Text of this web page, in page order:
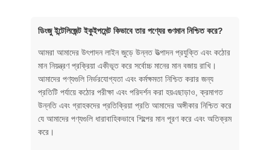
ডিংজু ইন্টেলিজেন্ট ইকুইপমেন্ট কিভাবে তার পণ্যের গুণমান নিশ্চিত করে?
আমরা আমাদের উৎপাদন লাইন জুড়ে উন্নত উত্পাদন প্রযুক্তি এবং কঠোর
মান নিয়ন্ত্রণ প্রক্রিয়া একীভূত করে সর্বোচ্চ মানের মান বজায় রাখি।
আমাদের পণ্যগুলি নির্ভরযোগ্যতা এবং কর্মক্ষমতা নিশ্চিত করার জন্য
প্রতিটি পর্যায়ে কঠোর পরীক্ষা এবং পরিদর্শন করা হয়এছাড়াও, ক্রমাগত
উন্নতি এবং গ্রাহকদের প্রতিক্রিয়া প্রতি আমাদের অঙ্গীকার নিশ্চিত করে
যে আমাদের পণ্যগুলি ধারাবাহিকভাবে শিল্পের মান পূরণ করে এবং অতিক্রম
করে।